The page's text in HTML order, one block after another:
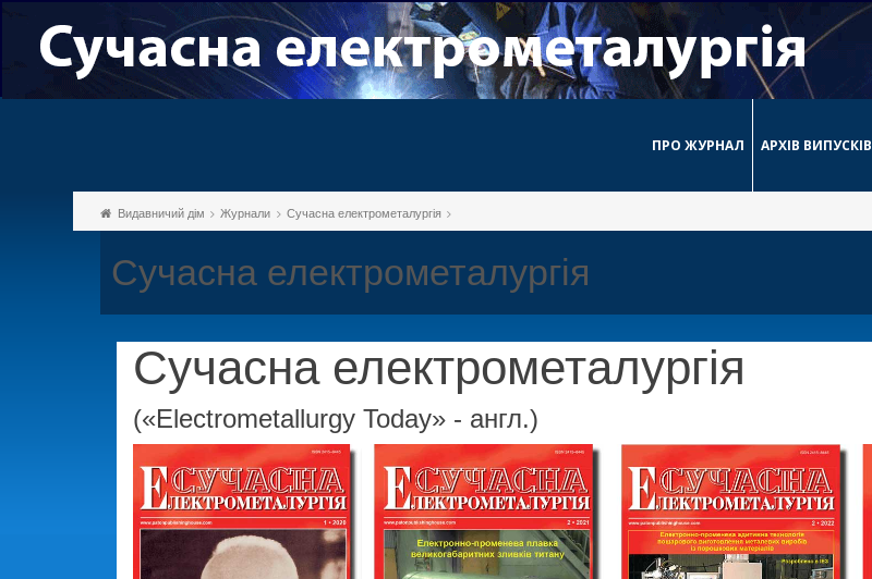
ПРО ЖУРНАЛ АРХІВ ВИПУСКІВ
Видавничий дім Журнали Сучасна електрометалургія
Сучасна електрометалургія
Сучасна електрометалургія
(«Electrometallurgy Today» - англ.)